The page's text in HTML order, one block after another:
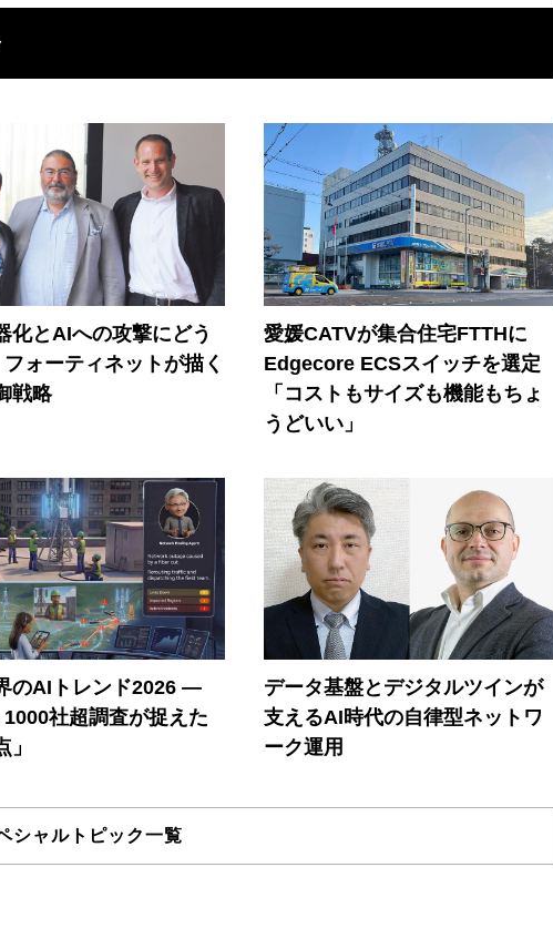
化とAIへの攻撃にどう
ォーティネットが描く
戦略
愛媛CATVが集合住宅FTTHに
Edgecore ECSスイッチを選定
「コストもサイズも機能もちょ
うどいい」
のAIトレンド2026 ―
社超調査が捉えた
」
データ基盤とデジタルツインが
支えるAI時代の自律型ネットワ
ーク運用
シャルトピック一覧